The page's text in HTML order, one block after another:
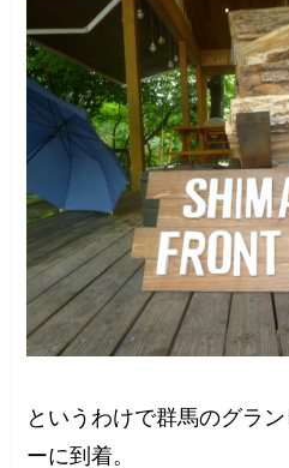
というわけで群馬のグラ
ーに到着。